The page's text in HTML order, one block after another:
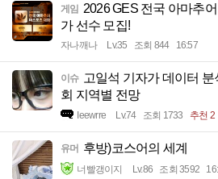
게임
2026 GES 전국 아마추
가 선수 모집!
자나깨나 Lv.35 조회 844 16:57
이슈 고일석 기자가 데이터
회 지역별 전망
Ieewrre Lv.74 조회 1733 추천 2
유머 후방)코스어의 세계
너빨갱이지 Lv.86 조회 3592